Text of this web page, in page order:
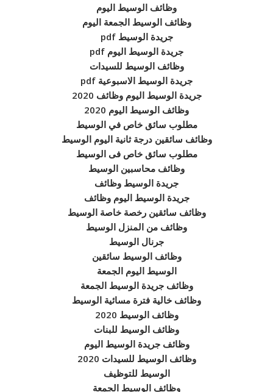
وظائف الوسيط اليوم
وظائف الوسيط الجمعة اليوم
جريدة الوسيط pdf
جريدة الوسيط اليوم pdf
وظائف الوسيط للسيدات
جريدة الوسيط الاسبوعية pdf
جريدة الوسيط اليوم وظائف 2020
وظائف الوسيط اليوم 2020
مطلوب سائق خاص في الوسيط
وظائف سائقين درجة ثانية اليوم الوسيط
مطلوب سائق خاص فى الوسيط
وظائف محاسبين الوسيط
جريدة الوسيط وظائف
جريدة الوسيط اليوم وظائف
وظائف سائقين رخصة خاصة الوسيط
وظائف من المنزل الوسيط
جرنال الوسيط
وظائف الوسيط سائقين
الوسيط اليوم الجمعة
وظائف جريدة الوسيط الجمعة
وظائف خالية فترة مسائية الوسيط
وظائف الوسيط 2020
وظائف الوسيط للبنات
وظائف جريدة الوسيط اليوم
وظائف الوسيط للسيدات 2020
الوسيط للتوظيف
وظائف الوسيط الجمعة